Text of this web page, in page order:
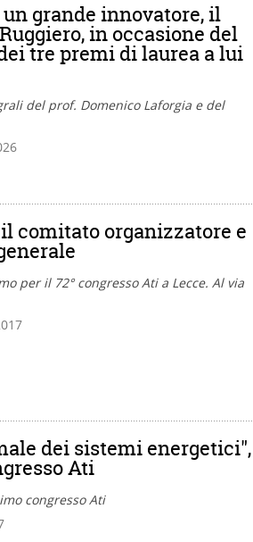
grande innovatore, il
in occasione del
tre premi di laurea a lui
del prof. Domenico Laforgia e del
comitato organizzatore e
per il 72° congresso Ati a Lecce. Al via
dei sistemi energetici",
Ati
congresso Ati